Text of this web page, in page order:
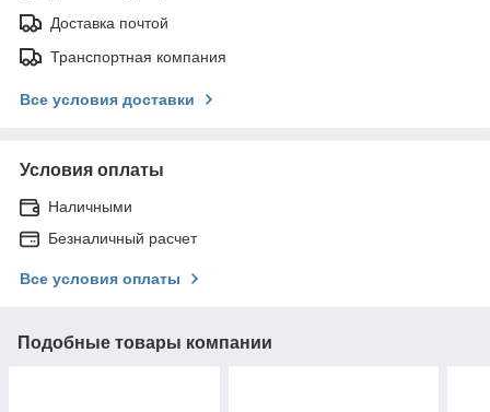
Доставка почтой
Транспортная компания
Все условия доставки
Условия оплаты
Наличными
Безналичный расчет
Все условия оплаты
Подобные товары компании